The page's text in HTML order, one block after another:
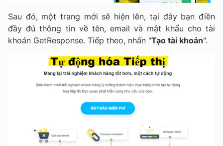
Sau đó, một trang mới sẽ hiện lên, tại đây bạn điền
đầy đủ thông tin về tên, email và mật khẩu cho tài
khoản GetResponse. Tiếp theo, nhấn "Tạo tài khoản".